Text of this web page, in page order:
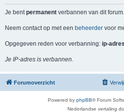
Je bentpermanent verbannen van dit forum.
Neem contact op met een beheerder voor
Opgegeven reden voor verbanning: ip-
Je IP-adres is verbannen.
Forumoverzicht
Powered by phpBB® Forum
Nederlandse vertaling